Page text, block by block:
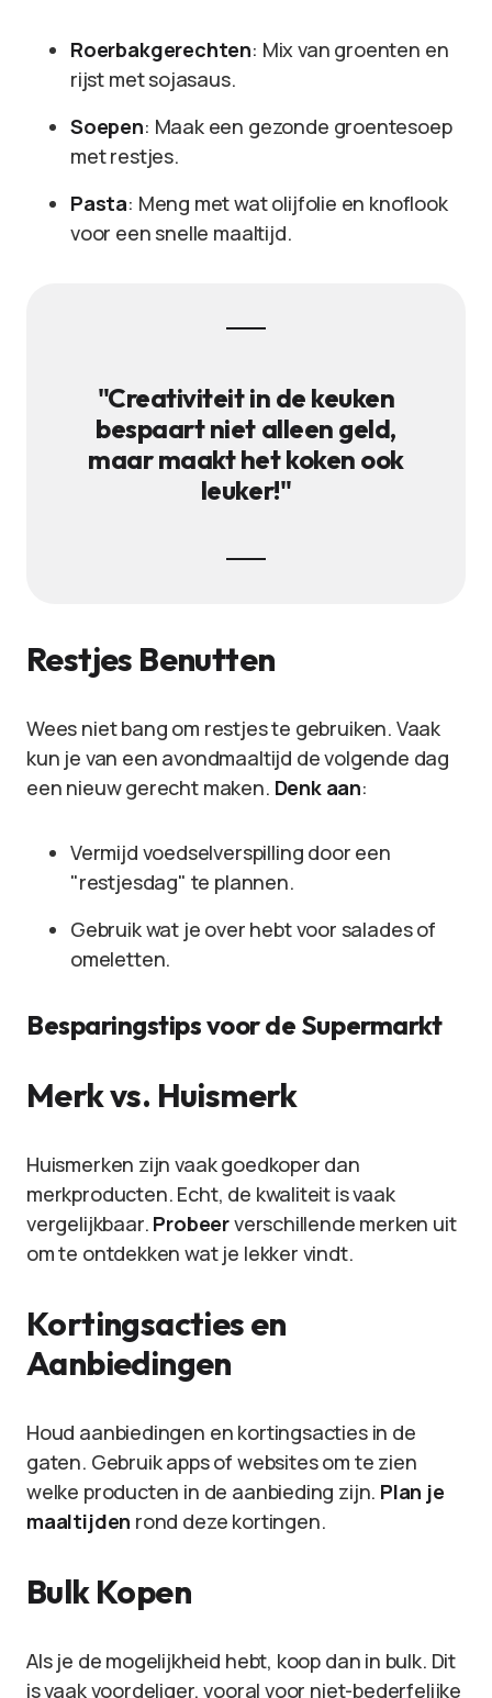
Roerbakgerechten: Mix van groenten en
rijst met sojasaus.
Soepen: Maak een gezonde groentesoep
met restjes.
Pasta: Meng met wat olijfolie en knoflook
voor een snelle maaltijd.
"Creativiteit in de keuken
bespaart niet alleen geld,
maar maakt het koken ook
leuker!"
Restjes Benutten
Wees niet bang om restjes te gebruiken. Vaak
kun je van een avondmaaltijd de volgende dag
een nieuw gerecht maken. Denk aan:
Vermijd voedselverspilling door een
"restjesdag" te plannen.
Gebruik wat je over hebt voor salades of
omeletten.
Besparingstips voor de Supermarkt
Merk vs. Huismerk
Huismerken zijn vaak goedkoper dan
merkproducten. Echt, de kwaliteit is vaak
vergelijkbaar. Probeerverschillende merken uit
om te ontdekken wat je lekker vindt.
Kortingsacties en
Aanbiedingen
Houd aanbiedingen en kortingsacties in de
gaten. Gebruik apps of websites om te zien
welke producten in de aanbieding zijn. Plan je
maaltijden rond deze kortingen.
Bulk Kopen
Als je de mogelijkheid hebt, koop dan in bulk. Dit
is vaak voordeliger, vooral voor niet-bederfelijke